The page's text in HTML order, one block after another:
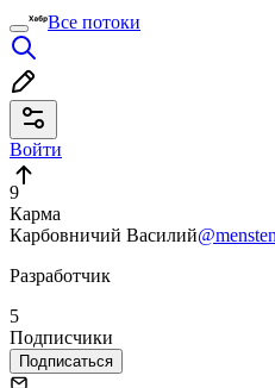
Все потоки
Войти
9
Карма
Карбовничий Василий
Разработчик
5
Подписчики
Подписаться